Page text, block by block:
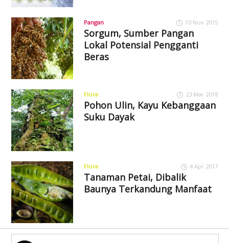
Pangan 10 Nov 2015
Sorgum, Sumber Pangan
Lokal Potensial Pengganti
Beras
Flora 23 Mar 2018
Pohon Ulin, Kayu Kebanggaan
Suku Dayak
Flora 4 Apr 2017
Tanaman Petai, Dibalik
Baunya Terkandung Manfaat